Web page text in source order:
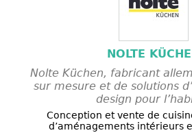
NOLTE
Nolte Küchen, fabricant
sur mesure et de solutions
design pour
Conception et vente de
d’aménagements intérieurs